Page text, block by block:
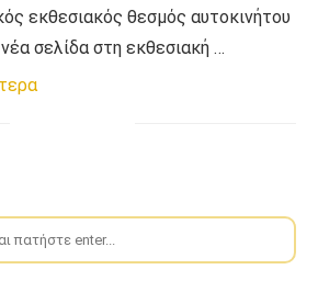
εκθεσιακός θεσμός αυτοκινήτου
σελίδα στη εκθεσιακή …